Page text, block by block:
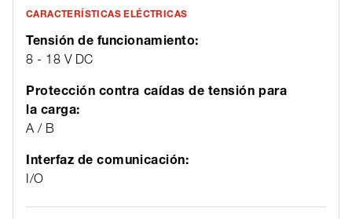
CARACTERÍSTICAS ELÉCTRICAS
Tensión de funcionamiento:
8 - 18 V DC
Protección contra caídas de tensión para
la carga:
A / B
Interfaz de comunicación:
I/O